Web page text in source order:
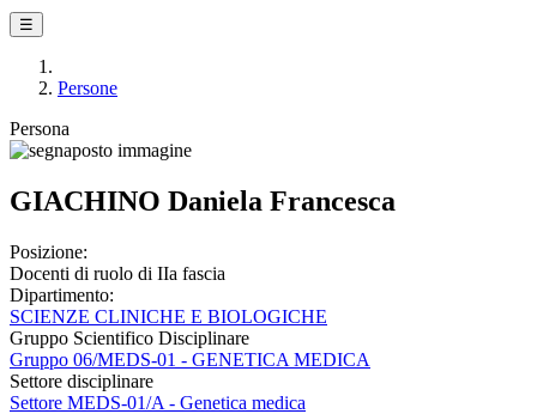
☰
Persone
Persona
GIACHINO Daniela Francesca
Posizione:
Docenti di ruolo di IIa fascia
Dipartimento:
SCIENZE CLINICHE E BIOLOGICHE
Gruppo Scientifico Disciplinare
Gruppo 06/MEDS-01 - GENETICA MEDICA
Settore disciplinare
Settore MEDS-01/A - Genetica medica